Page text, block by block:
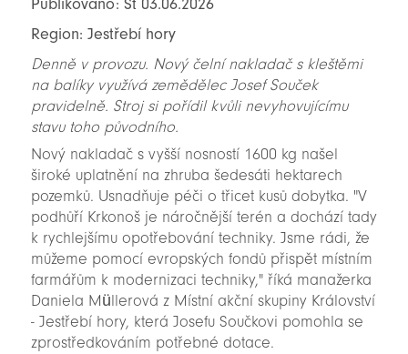
Publikováno: St 03.06.2026
Region: Jestřebí hory
Denně v provozu. Nový čelní nakladač s kleštěmi
na balíky využívá zemědělec Josef Souček
pravidelně. Stroj si pořídil kvůli nevyhovujícímu
stavu toho původního.
Nový nakladač s vyšší nosností 1600 kg našel
široké uplatnění na zhruba šedesáti hektarech
pozemků. Usnadňuje péči o třicet kusů dobytka. "V
podhůří Krkonoš je náročnější terén a dochází tady
k rychlejšímu opotřebování techniky. Jsme rádi, že
můžeme pomocí evropských fondů přispět místním
farmářům k modernizaci techniky," říká manažerka
Daniela Müllerová z Místní akční skupiny Království
- Jestřebí hory, která Josefu Součkovi pomohla se
zprostředkováním potřebné dotace.